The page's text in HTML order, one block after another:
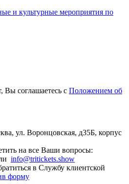
и культурные мероприятия по
Вы соглашаетесь с Положением об
ул. Воронцовская, д35Б, корпус
на все Ваши вопросы:
info@tritickets.show
в Службу клиентской
форму